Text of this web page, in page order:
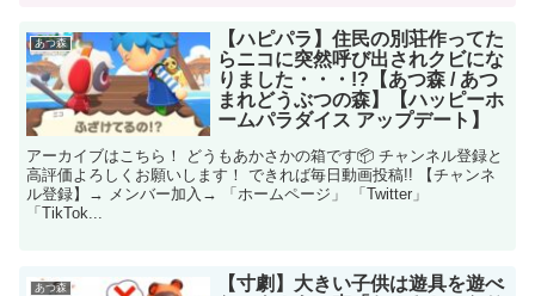
あつ森
【ハピパラ】住民の別荘作ってた
らニコに突然呼び出されクビにな
りました・・・!?【あつ森 / あつ
まれどうぶつの森】【ハッピーホ
ームパラダイス アップデート】
アーカイブはこちら！ どうもあかさかの箱です📦 チャンネル登録と
高評価よろしくお願いします！ できれば毎日動画投稿!! 【チャンネ
ル登録】→ メンバー加入→ 「ホームページ」 「Twitter」
「TikTok...
あつ森
【寸劇】大きい子供は遊具を遊べ